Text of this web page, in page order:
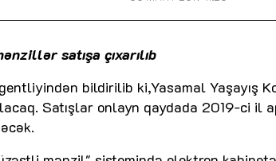
satışa çıxarılıb
bildirilib ki,Yasamal Yaşayış
Satışlar onlayn qaydada 2019-ci il